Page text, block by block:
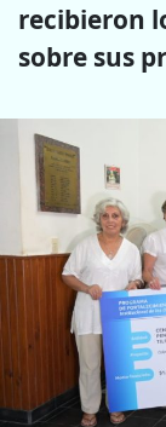
recibieron
sobre sus